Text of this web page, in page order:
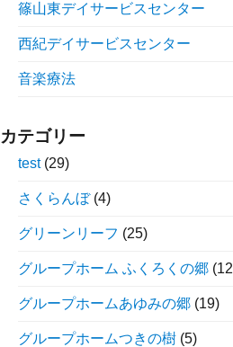
篠山東デイサービスセンター
西紀デイサービスセンター
音楽療法
カテゴリー
test(29)
さくらんぼ(4)
グリーンリーフ (25)
グループホーム ふくろくの郷
グループホームあゆみの郷 (19)
グループホームつきの樹 (5)